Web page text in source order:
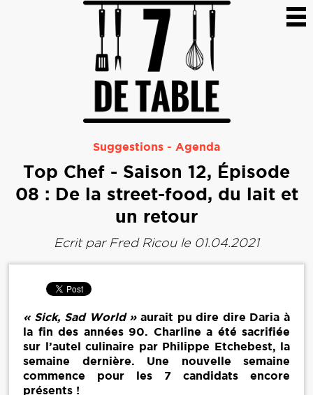
Suggestions - Agenda
Top Chef - Saison 12, Épisode
08 : De la street-food, du lait et
un retour
Ecrit par Fred Ricoule 01.04.2021
« Sick, Sad World »aurait pu dire dire Daria à
la fin des années 90. Charline a été sacrifiée
sur l’autel culinaire par Philippe Etchebest, la
semaine dernière. Une nouvelle semaine
commence pour les 7 candidats encore
présents !